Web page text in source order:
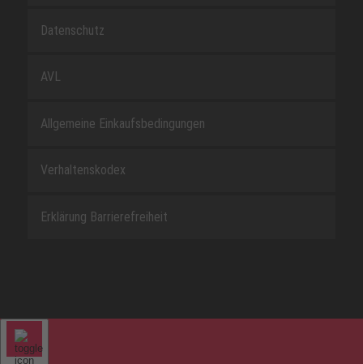
Datenschutz
AVL
Allgemeine Einkaufsbedingungen
Verhaltenskodex
Erklärung Barrierefreiheit